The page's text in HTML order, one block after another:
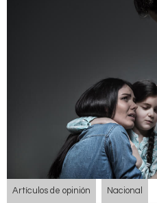
Artículos de opinión Nacional